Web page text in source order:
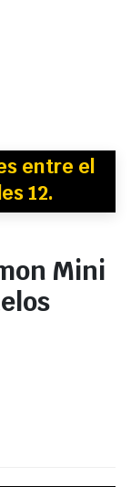
entre el
12.
Mini